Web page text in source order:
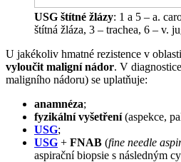
USG štítné žlázy: 1 a 5 – a.
štítná žláza, 3 – trachea, 6 – v.
U jakékoliv hmatné rezistence v
vyloučit maligní nádor. V
maligního nádoru) se uplatňuje:
anamnéza;
fyzikální vyšetření(aspekce,
USG;
USG + FNAB (fine needle
aspirační biopsie s následným